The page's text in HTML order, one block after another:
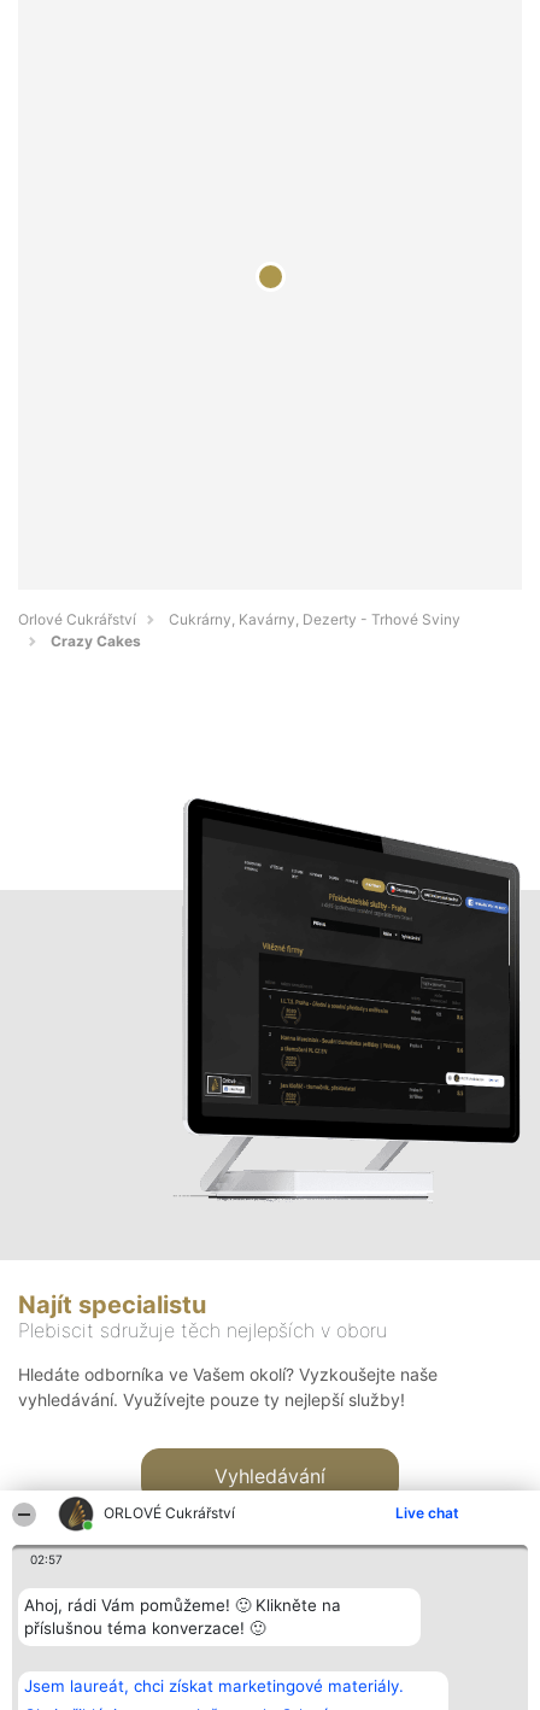
ORLOVÉ Cukrářství Live chat
02:57
Ahoj, rádi Vám pomůžeme! 🙂 Klikněte na
příslušnou téma konverzace! 🙂
Jsem laureát, chci získat marketingové materiály.
Orlové Cukrářství
Cukrárny, Kavárny, Dezerty - Trhové Sviny
Crazy Cakes
Najít specialistu
Plebiscit sdružuje těch nejlepších v oboru
Hledáte odborníka ve Vašem okolí? Vyzkoušejte naše
vyhledávání. Využívejte pouze ty nejlepší služby!
Vyhledávání
Bright Side Solutions sp. z o.
o. sp. k.
ul. Ruska 22
Vítězové
Seznam všech
laureátů
Kontakt